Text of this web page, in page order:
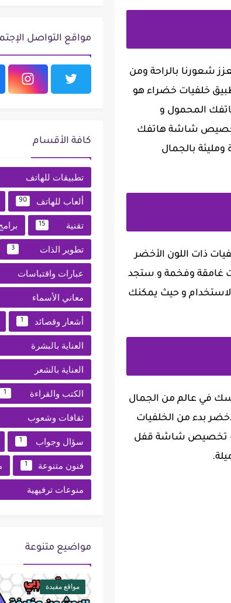
شعورنا بالراحة ومن
خلفيات خضراء هو
المحمول و
بتخصيص شاشة هاتفك
بالجمال
ذات اللون الأخضر
غامقة وفخمة و ستجد
و حيث يمكنك
في عالم من الجمال
بدء من الخلفيات
تخصيص شاشة قفل
مواقع التواصل
كافة الأقسام
تطبيقات للهاتف
ألعاب للهاتف 90
تقنية 15
تطوير الذات 3
عبارات واقتباسات
معاني الأسماء
أشعار وقصائد 1
العناية بالبشرة
العناية بالشعر
الكتب والقراءة 1
ثقافات وشعوب
سؤال وجواب 1
فنون متنوعة 1
منوعات ترفيهية
مواضيع متنوعة
مواقع مفيدة